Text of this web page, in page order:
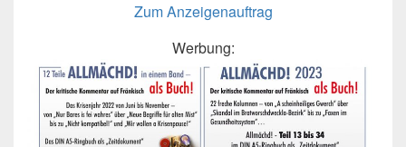
Zum Anzeigenauftrag
Werbung: